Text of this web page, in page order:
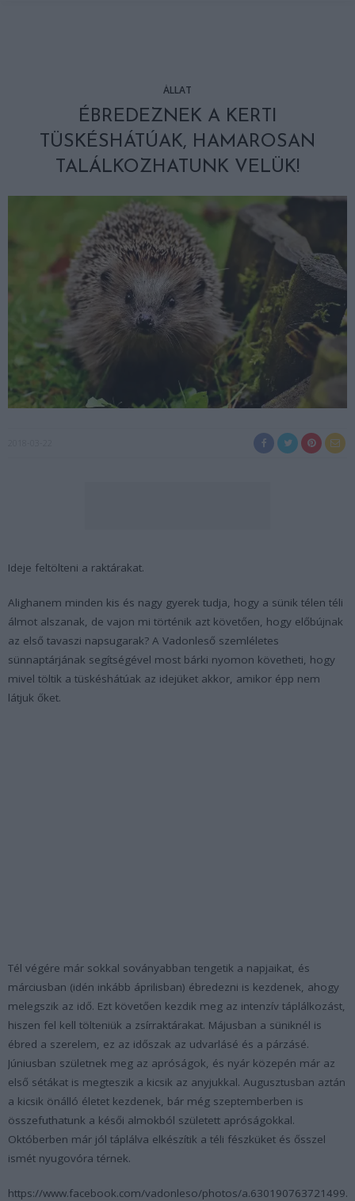
ÁLLAT
ÉBREDEZNEK A KERTI
TÜSKÉSHÁTÚAK, HAMAROSAN
TALÁLKOZHATUNK VELÜK!
Ideje feltölteni a raktárakat.
Alighanem minden kis és nagy gyerek tudja, hogy a sünik télen téli
álmot alszanak, de vajon mi történik azt követően, hogy előbújnak
az első tavaszi napsugarak? A Vadonleső szemléletes
sünnaptárjának segítségével most bárki nyomon követheti, hogy
mivel töltik a tüskéshátúak az idejüket akkor, amikor épp nem
látjuk őket.
Tél végére már sokkal soványabban tengetik a napjaikat, és
márciusban (idén inkább áprilisban) ébredezni is kezdenek, ahogy
melegszik az idő. Ezt követően kezdik meg az intenzív táplálkozást,
hiszen fel kell tölteniük a zsírraktárakat. Májusban a süniknél is
ébred a szerelem, ez az időszak az udvarlásé és a párzásé.
Júniusban születnek meg az apróságok, és nyár közepén már az
első sétákat is megteszik a kicsik az anyjukkal. Augusztusban aztán
a kicsik önálló életet kezdenek, bár még szeptemberben is
összefuthatunk a késői almokból született apróságokkal.
Októberben már jól táplálva elkészítik a téli fészküket és ősszel
ismét nyugovóra térnek.
https://www.facebook.com/vadonleso/photos/